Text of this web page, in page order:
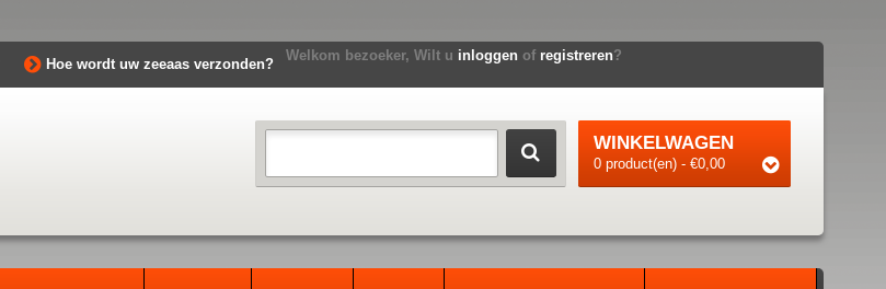
Hoe wordt uw zeeaas verzonden?
Welkom bezoeker, Wilt u inloggen of registreren?
WINKELWAGEN
0 product(en) - €0,00